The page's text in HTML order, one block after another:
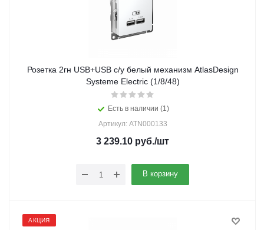
Розетка 2гн USB+USB с/у белый механизм AtlasDesign
Systeme Electric (1/8/48)
Есть в наличии (1)
Артикул: ATN000133
3 239.10 руб./шт
В корзину
АКЦИЯ